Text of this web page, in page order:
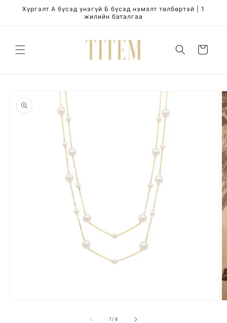
Skip to
content
Хүргэлт А бүсэд үнэгүй Б бүсэд нэмэлт төлбөртэй | 1
жилийн баталгаа
Cart
product
information
1 /of
4